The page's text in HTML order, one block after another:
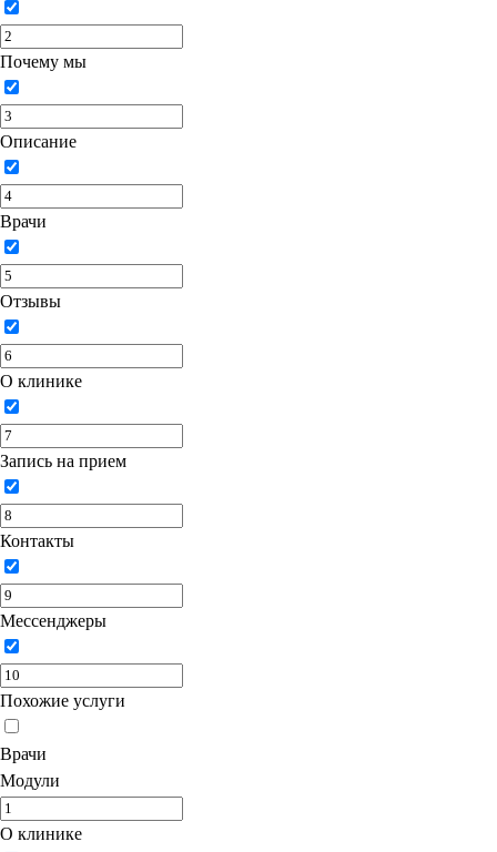
Почему мы
Описание
Врачи
Отзывы
О клинике
Запись на прием
Контакты
Мессенджеры
Похожие услуги
Врачи
Модули
О клинике